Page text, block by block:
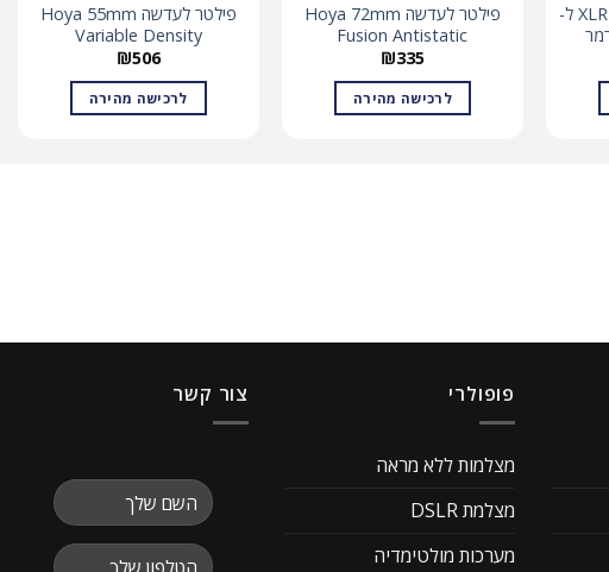
כבל באורך 1.8 מטר XLR (M) ל-
פילטר לעדשה Hoya 72mm
Fusion Antistatic
₪335
לרכישה מהירה
פילטר לעדשה Hoya 55mm
Variable Density
₪506
לרכישה מהירה
פופולרי
מצלמות ללא מראה
מצלמת DSLR
מערכות מולטימדיה
צור קשר